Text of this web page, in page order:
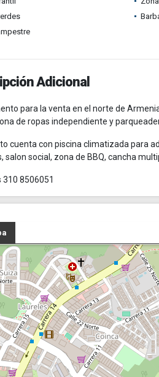
Adicional
para la venta en el norte de
de ropas independiente y
cuenta con piscina climatizada para
salon social, zona de BBQ, cancha
310 8506051